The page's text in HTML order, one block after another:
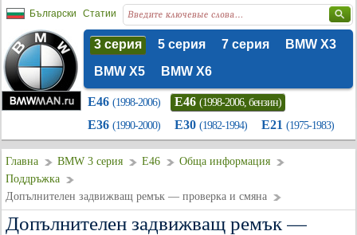
Български Статии
3 серия 5 серия 7 серия
BMW X3
BMW X5
BMW X6
E46 (1998-2006) E46 (1998-2006, бензин)
E36 (1990-2000) E30 (1982-1994) E21 (1975-1983)
Главна BMW 3 серия E46
Обща информация
Поддръжка
Допълнителен задвижващ ремък — проверка и смяна
Допълнителен задвижващ ремък —